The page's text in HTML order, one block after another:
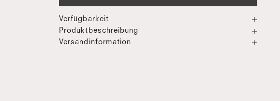
Verfügbarkeit
Produktbeschreibung
Versandinformation